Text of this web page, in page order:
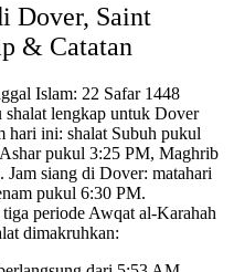
Dover, Saint
& Catatan
Islam: 22 Safar 1448
shalat lengkap untuk Dover
hari ini: shalat Subuh pukul
pukul 3:25 PM, Maghrib
Jam siang di Dover: matahari
pukul 6:30 PM.
periode Awqat al-Karahah
dimakruhkan: